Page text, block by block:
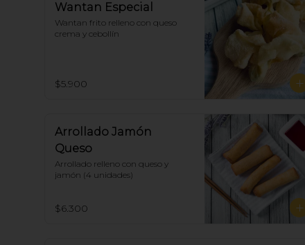
Wantan Especial
Wantan frito relleno con queso
crema y cebollín
$5.900
Arrollado Jamón
Queso
Arrollado relleno con queso y
jamón (4 unidades)
$6.300